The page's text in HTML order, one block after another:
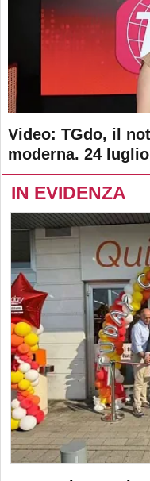
Video: TGdo, il
moderna. 24
IN EVIDENZA